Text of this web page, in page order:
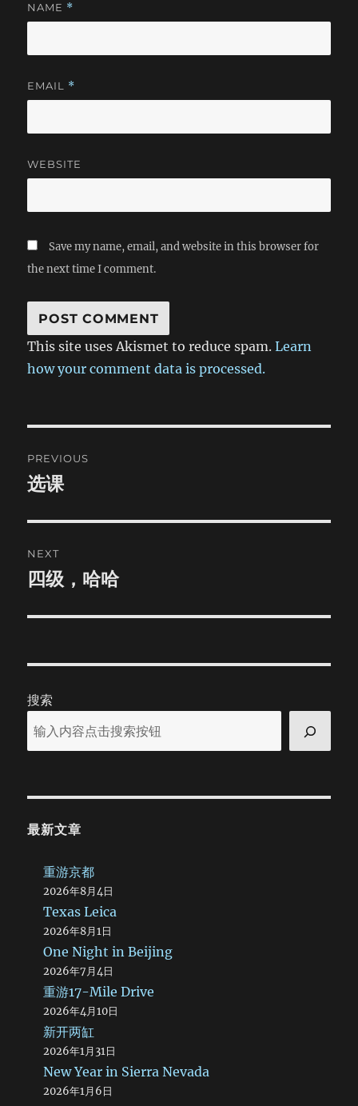
NAME *
EMAIL *
WEBSITE
Save my name, email, and website in this browser for
the next time I comment.
This site uses Akismet to reduce spam.Learn
how your comment data is processed.
navigation
PREVIOUS
Previous
选课
NEXT
Next
四级，哈哈
搜索
最新文章
重游京都
2026年8月4日
Texas Leica
2026年8月1日
One Night in Beijing
2026年7月4日
重游17-Mile Drive
2026年4月10日
新开两缸
2026年1月31日
New Year in Sierra Nevada
2026年1月6日